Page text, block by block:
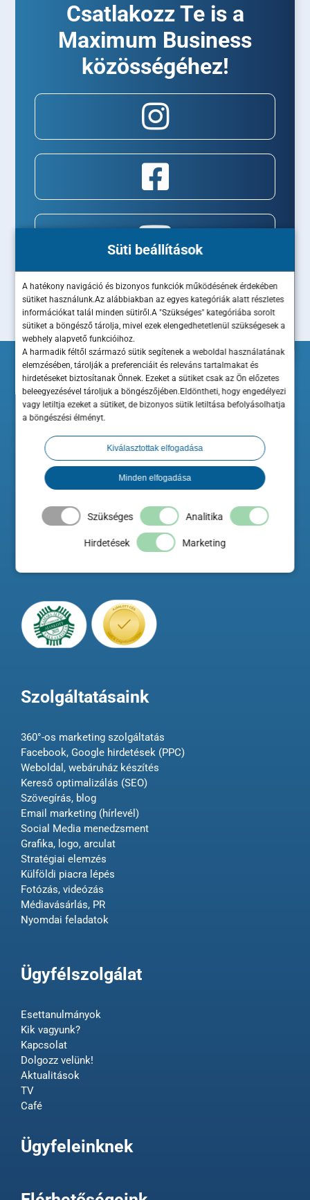
Süti beállítások
A hatékony navigáció és bizonyos funkciók működésének érdekében
sütiket használunk.Az alábbiakban az egyes kategóriák alatt részletes
információkat talál minden sütiről.A "Szükséges" kategóriába sorolt
sütiket a böngésző tárolja, mivel ezek elengedhetetlenül szükségesek a
webhely alapvető funkcióihoz.
A harmadik féltől származó sütik segítenek a weboldal használatának
elemzésében, tárolják a preferenciáit és releváns tartalmakat és
hirdetéseket biztosítanak Önnek. Ezeket a sütiket csak az Ön előzetes
beleegyezésével tároljuk a böngészőjében.Eldöntheti, hogy engedélyezi
vagy letiltja ezeket a sütiket, de bizonyos sütik letiltása befolyásolhatja
a böngészési élményt.
Kiválasztottak elfogadása
Minden elfogadása
Szükséges Analitika
Hirdetések Marketing
Csatlakozz Te is a
Maximum Business
közösségéhez!
ehhez kapcsolódó logo használatához a Szakértő weboldalán.
A Maximum Business az Országos Kereskedelmi és Iparkamara
Szolgáltatásaink
360°-os marketing szolgáltatás
Facebook, Google hirdetések (PPC)
Weboldal, webáruház készítés
Kereső optimalizálás (SEO)
Szövegírás, blog
Email marketing (hírlevél)
Social Media menedzsment
Grafika, logo, arculat
Stratégiai elemzés
Külföldi piacra lépés
Fotózás, videózás
Médiavásárlás, PR
Nyomdai feladatok
Ügyfélszolgálat
Esettanulmányok
Kik vagyunk?
Kapcsolat
Dolgozz velünk!
Aktualitások
TV
Café
Ügyfeleinknek